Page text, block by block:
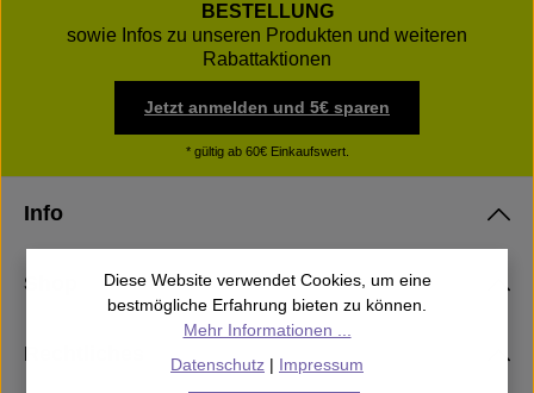
BESTELLUNG
sowie Infos zu unseren Produkten und weiteren
Rabattaktionen
Jetzt anmelden und 5€ sparen
* gültig ab 60€ Einkaufswert.
Info
Shop
Rechtliches
Diese Website verwendet Cookies, um eine
bestmögliche Erfahrung bieten zu können.
Mehr Informationen ...
Datenschutz | Impressum